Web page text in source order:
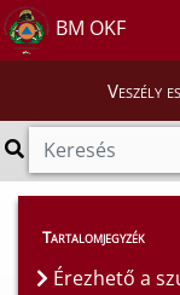
BM OKF
Veszély
Híreink > Hírek
Tartalomjegyzék
Érezhető a